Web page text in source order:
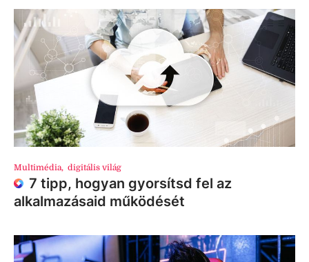
Multimédia, digitális világ
7 tipp, hogyan gyorsítsd fel az
alkalmazásaid működését